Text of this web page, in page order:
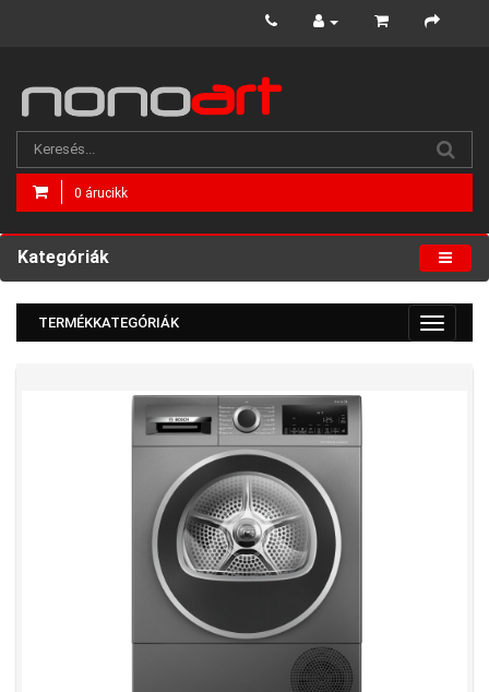
0 árucikk
Kategóriák
TERMÉKKATEGÓRIÁK